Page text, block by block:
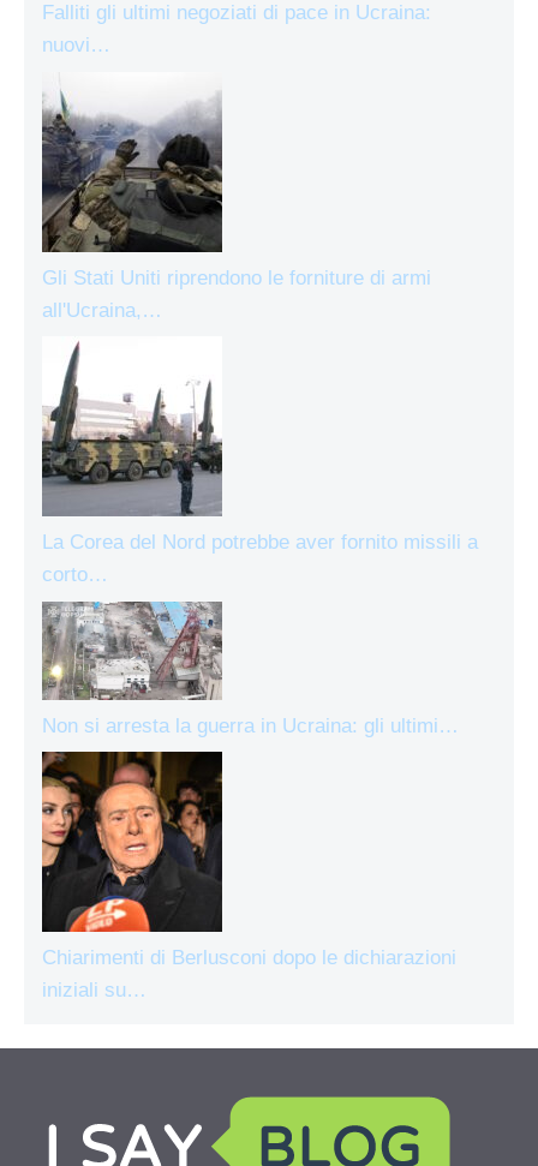
Falliti gli ultimi negoziati di pace in Ucraina:
nuovi…
Gli Stati Uniti riprendono le forniture di armi
all'Ucraina,…
La Corea del Nord potrebbe aver fornito missili a
corto…
Non si arresta la guerra in Ucraina: gli ultimi…
Chiarimenti di Berlusconi dopo le dichiarazioni
iniziali su…